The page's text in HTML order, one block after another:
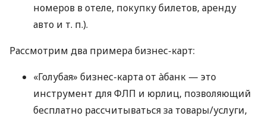
номеров в отеле, покупку билетов, аренду
авто и т. п.).
Рассмотрим два примера бизнес-карт:
«Голубая» бизнес-карта от àбанк — это
инструмент для ФЛП и юрлиц, позволяющий
бесплатно рассчитываться за товары/услуги,